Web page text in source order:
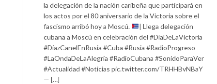
la delegación de la nación caribeña que participará en
los actos por el 80 aniversario de la Victoria sobre el
fascismo arribó hoy a Moscú.
| Llega delegación
cubana a Moscú en celebración del #DíaDeLaVictoria
#DíazCanelEnRusia #Cuba #Rusia #RadioProgreso
#LaOndaDeLaAlegría #RadioCubana #SonidoParaVer
#Actualidad #Noticias pic.twitter.com/TRHHBvNBaY
— […]